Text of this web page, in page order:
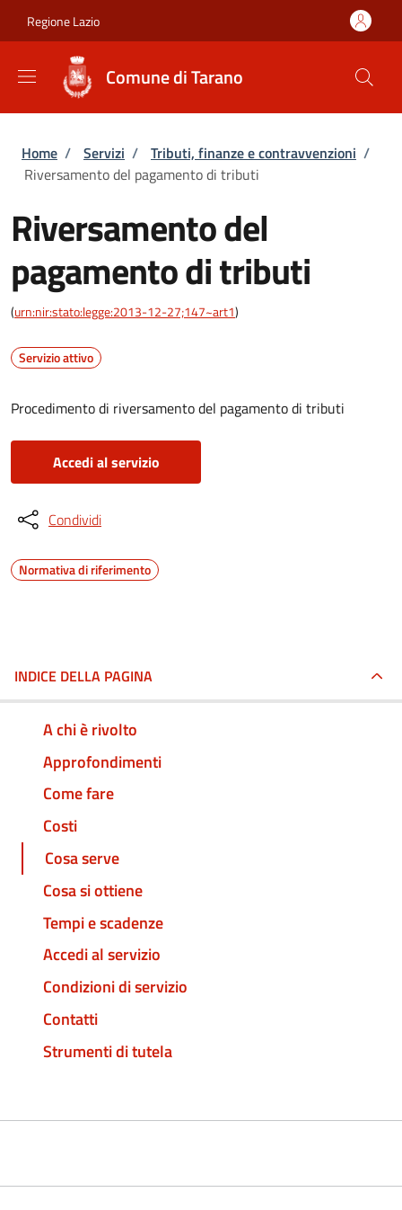
Regione Lazio
Comune di Tarano
Briciole di pane
Home / Servizi / Tributi, finanze e contravvenzioni /
Riversamento del pagamento di tributi
Riversamento del
pagamento di tributi
(urn:nir:stato:legge:2013-12-27;147~art1)
Servizio attivo
Procedimento di riversamento del pagamento di tributi
Accedi al servizio
Condividi
Normativa di riferimento
INDICE DELLA PAGINA
A chi è rivolto
Approfondimenti
Come fare
Costi
Cosa serve
Cosa si ottiene
Tempi e scadenze
Accedi al servizio
Condizioni di servizio
Contatti
Strumenti di tutela